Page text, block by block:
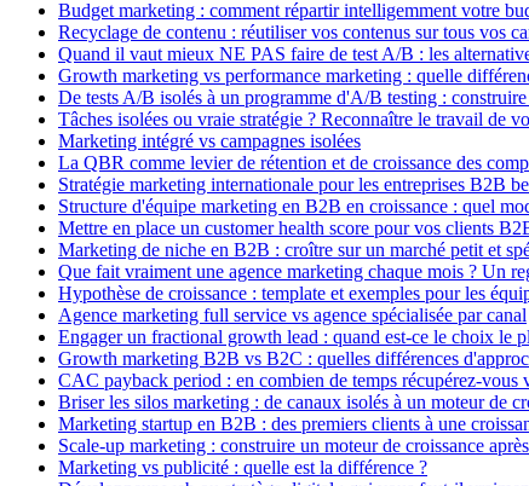
Budget marketing : comment répartir intelligemment votre
Recyclage de contenu : réutiliser vos contenus sur tous vos
Quand il vaut mieux NE PAS faire de test A/B : les
Growth marketing vs performance marketing : quelle
De tests A/B isolés à un programme d'A/B testing :
Tâches isolées ou vraie stratégie ? Reconnaître le travail de
Marketing intégré vs campagnes isolées
La QBR comme levier de rétention et de croissance des
Stratégie marketing internationale pour les entreprises B2B
Structure d'équipe marketing en B2B en croissance : quel
Mettre en place un customer health score pour vos clients
Marketing de niche en B2B : croître sur un marché petit et
Que fait vraiment une agence marketing chaque mois ? Un
Hypothèse de croissance : template et exemples pour les
Agence marketing full service vs agence spécialisée par canal
Engager un fractional growth lead : quand est-ce le choix le
Growth marketing B2B vs B2C : quelles différences
CAC payback period : en combien de temps récupérez-vous
Briser les silos marketing : de canaux isolés à un moteur de
Marketing startup en B2B : des premiers clients à une
Scale-up marketing : construire un moteur de croissance
Marketing vs publicité : quelle est la différence ?